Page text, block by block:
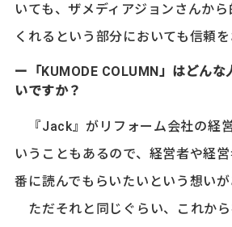
いても、ザメディアジョンさんか
くれるという部分においても信頼を
ー「KUMODE COLUMN」はどんな
いですか？
『Jack』がリフォーム会社の経
いうこともあるので、経営者や経
番に読んでもらいたいという想いが
ただそれと同じぐらい、これか